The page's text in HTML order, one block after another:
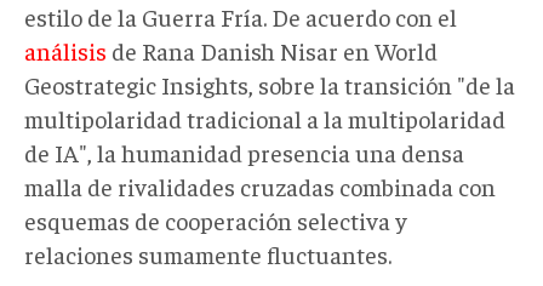
estilo de la Guerra Fría. De acuerdo con el
análisis de Rana Danish Nisar en World
Geostrategic Insights, sobre la transición "de la
multipolaridad tradicional a la multipolaridad
de IA", la humanidad presencia una densa
malla de rivalidades cruzadas combinada con
esquemas de cooperación selectiva y
relaciones sumamente fluctuantes.